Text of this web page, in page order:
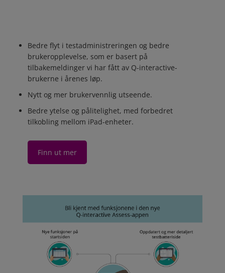
Bedre flyt i testadministreringen og bedre
brukeropplevelse, som er basert på
tilbakemeldinger vi har fått av Q-interactive-
brukerne i årenes løp.
Nytt og mer brukervennlig utseende.
Bedre ytelse og pålitelighet, med forbedret
tilkobling mellom iPad-enheter.
Finn ut mer